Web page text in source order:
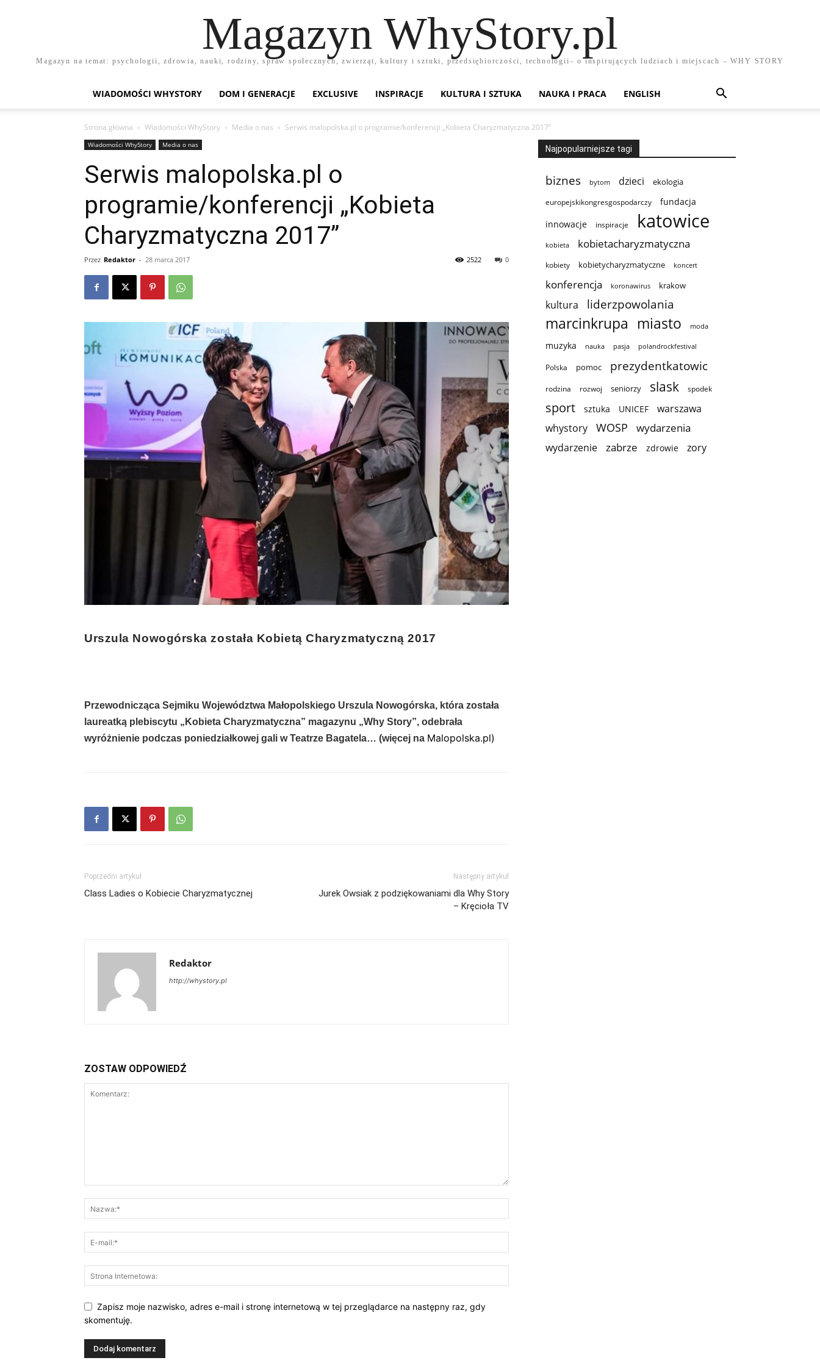
Magazyn WhyStory.pl
Magazyn na temat: psychologii, zdrowia, nauki, rodziny, spraw społecznych, zwierząt, kultury i sztuki, przedsiębiorczości, technologii– o inspirujących ludziach i miejscach – WHY STORY
WIADOMOŚCI WHYSTORY DOM I GENERACJE EXCLUSIVE INSPIRACJE KULTURA I SZTUKA NAUKA I PRACA ENGLISH
Strona główna Wiadomości WhyStory Media o nas Serwis malopolska.pl o programie/konferencji „Kobieta Charyzmatyczna 2017”
Wiadomości WhyStory Media o nas
Serwis malopolska.pl o
programie/konferencji „Kobieta
Charyzmatyczna 2017”
Przez Redaktor - 28 marca 2017 0
2522
Urszula Nowogórska została Kobietą Charyzmatyczną 2017
Przewodnicząca Sejmiku Województwa Małopolskiego Urszula Nowogórska, która została
laureatką plebiscytu „Kobieta Charyzmatyczna” magazynu „Why Story”, odebrała
wyróżnienie podczas poniedziałkowej gali w Teatrze Bagatela… (więcej na Malopolska.pl)
Poprzedni artykuł
Class Ladies o Kobiecie Charyzmatycznej
Następny artykuł
Jurek Owsiak z podziękowaniami dla Why Story
– Kręcioła TV
Redaktor
http://whystory.pl
ZOSTAW ODPOWIEDŹ
Zapisz moje nazwisko, adres e-mail i stronę internetową w tej przeglądarce na następny raz, gdy
skomentuję.
Najpopularniejsze tagi
biznes bytom dzieci ekologia
europejskikongresgospodarczy fundacja
innowacje inspiracje katowice
kobieta kobietacharyzmatyczna
kobiety kobietycharyzmatyczne koncert
konferencja koronawirus krakow
kultura liderzpowolania
marcinkrupa miasto moda
muzyka nauka pasja polandrockfestival
Polska pomoc prezydentkatowic
rodzina rozwoj seniorzy slask spodek
sport sztuka UNICEF
warszawa
whystory
WOSP
wydarzenia
wydarzenie
zabrze zdrowie zory